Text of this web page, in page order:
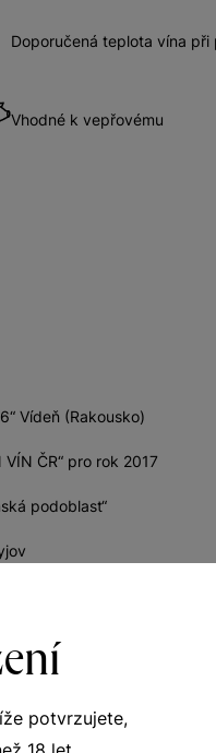
Doporučená teplota vína při
Vhodné k vepřovému
Vídeň (Rakousko)
ČR“ pro rok 2017
podoblast“
potvrzujete,